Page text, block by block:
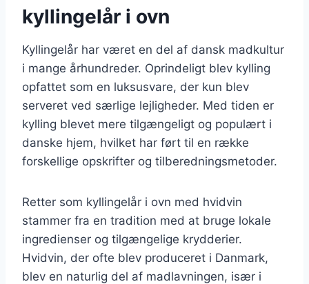
kyllingelår i ovn
Kyllingelår har været en del af dansk madkultur
i mange århundreder. Oprindeligt blev kylling
opfattet som en luksusvare, der kun blev
serveret ved særlige lejligheder. Med tiden er
kylling blevet mere tilgængeligt og populært i
danske hjem, hvilket har ført til en række
forskellige opskrifter og tilberedningsmetoder.
Retter som kyllingelår i ovn med hvidvin
stammer fra en tradition med at bruge lokale
ingredienser og tilgængelige krydderier.
Hvidvin, der ofte blev produceret i Danmark,
blev en naturlig del af madlavningen, især i